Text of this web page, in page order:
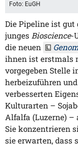
Foto: EuGH
Die Pipeline ist gut
junges Bioscience-
die neuen
ihnen ist erstmals
vorgegeben Stelle
herbeizuführen
verbesserten
Kulturarten –
Alfalfa (Luzerne) –
Sie konzentrieren
sie erwarten, dass